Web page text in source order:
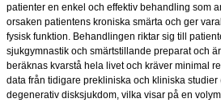
patienter en enkel och effektiv behandling som
orsaken patientens kroniska smärta och ger
fysisk funktion. Behandlingen riktar sig till
sjukgymnastik och smärtstillande preparat och
beräknas kvarstå hela livet och kräver minimal
data från tidigare prekliniska och kliniska studier
degenerativ disksjukdom, vilka visar på en